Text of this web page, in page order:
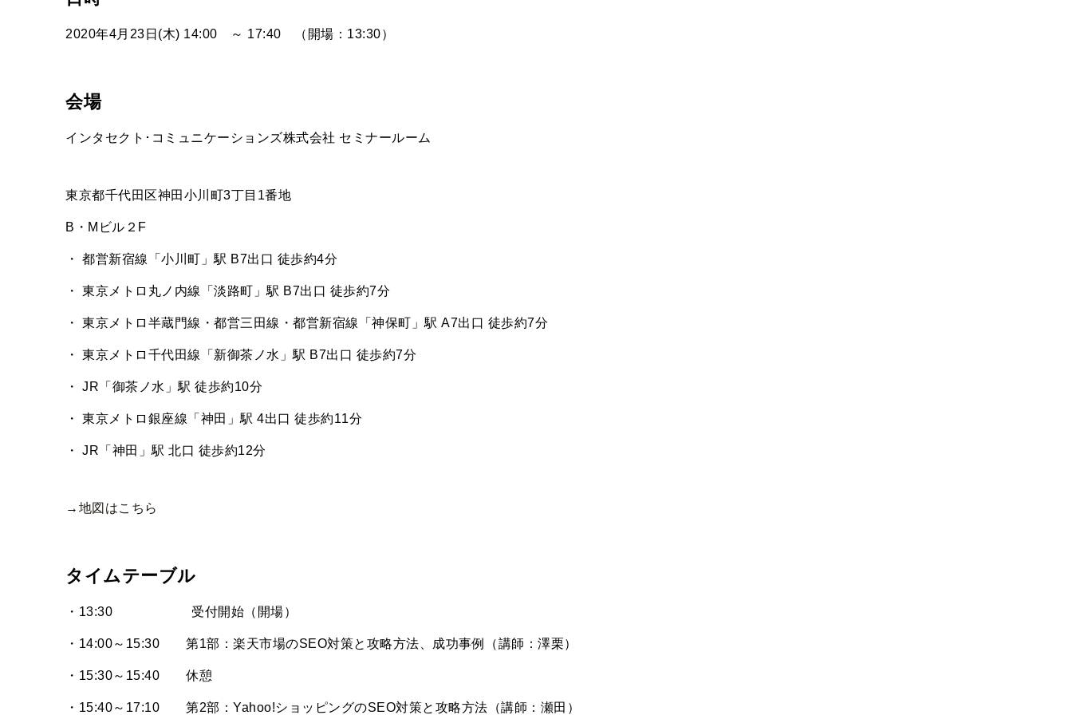
2020年4月23日(木) 14:00 ～ 17:40 （開場：13:30）
会場
インタセクト･コミュニケーションズ株式会社 セミナールーム
東京都千代田区神田小川町3丁目1番地
B・Mビル２F
・ 都営新宿線「小川町」駅 B7出口 徒歩約4分
・ 東京メトロ丸ノ内線「淡路町」駅 B7出口 徒歩約7分
・ 東京メトロ半蔵門線・都営三田線・都営新宿線「神保町」駅 A7出口 徒歩約7分
・ 東京メトロ千代田線「新御茶ノ水」駅 B7出口 徒歩約7分
・ JR「御茶ノ水」駅 徒歩約10分
・ 東京メトロ銀座線「神田」駅 4出口 徒歩約11分
・ JR「神田」駅 北口 徒歩約12分
→ 地図はこちら
タイムテーブル
・13:30 受付開始（開場）
・14:00～15:30 第1部：楽天市場のSEO対策と攻略方法、成功事例（講師：澤栗）
・15:30～15:40 休憩
・15:40～17:10 第2部：Yahoo!ショッピングのSEO対策と攻略方法（講師：瀬田）